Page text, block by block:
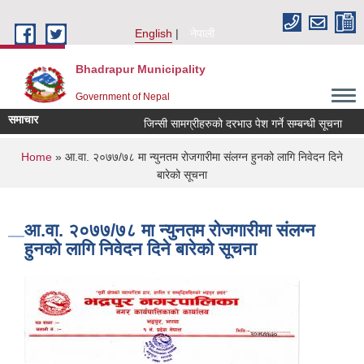
English
नेपाली
Bhadrapur Municipality
Government of Nepal
समाचार जिन्सी सामग्रीहरुको दरभाउ पेश गर्ने सम्बन्धी सूचना
You are here
Home » आ.वा. २०७७/७८ मा न्युनतम रोजगारीमा संलग्न हुनको लागि निवेदन दिने
बारेको सूचना
आ.वा. २०७७/७८ मा न्युनतम रोजगारीमा संलग्न
हुनको लागि निवेदन दिने बारेको सूचना